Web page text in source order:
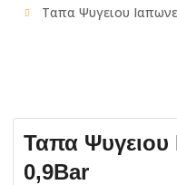
Ταπα Ψυγειου
Ταπα Ψυγειου
0,9Bar